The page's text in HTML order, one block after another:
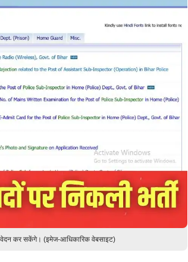
कर सकेंगे। (इमेज-आधिकारिक वेबसाइट)